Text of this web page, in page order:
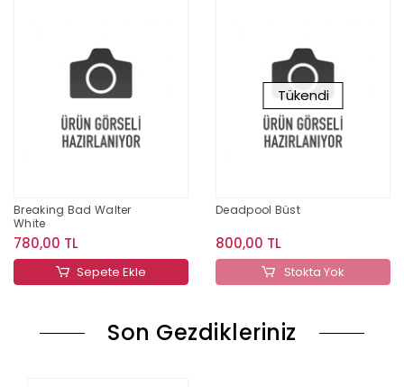
Breaking Bad Walter
White
780,00 TL
Sepete Ekle
Tükendi
Deadpool Büst
800,00 TL
Stokta Yok
Son Gezdikleriniz